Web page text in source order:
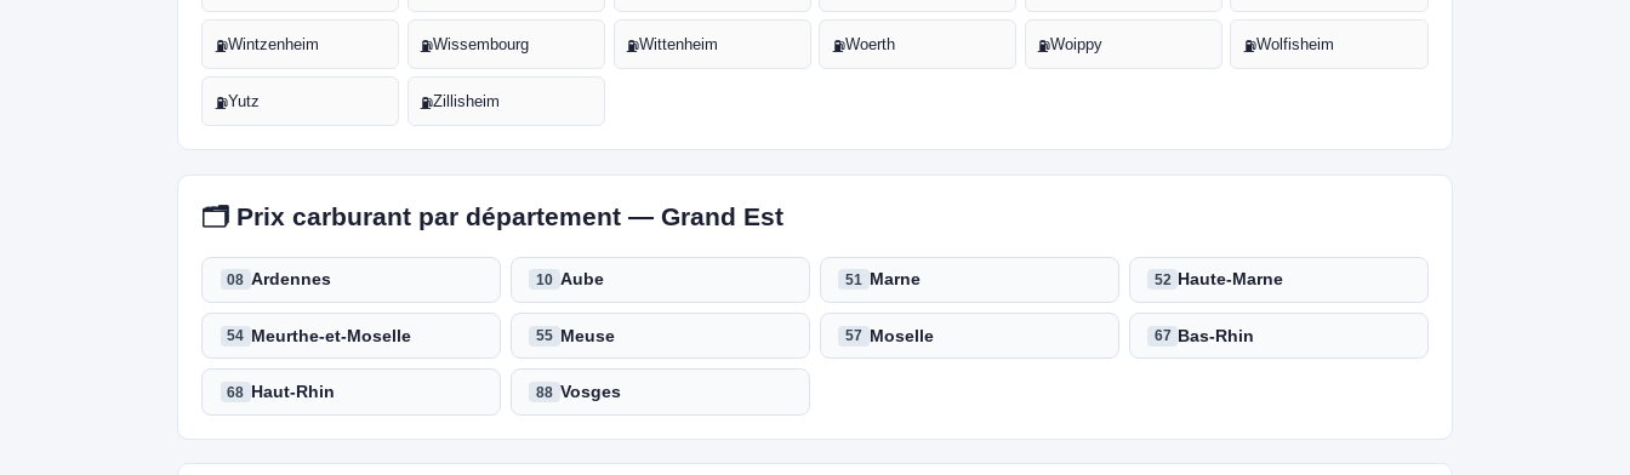
⛽Wintzenheim ⛽Wissembourg ⛽Wittenheim ⛽Woerth ⛽Woippy ⛽Wolfisheim
⛽Yutz ⛽Zillisheim
🗂️ Prix carburant par département — Grand Est
08 Ardennes 10 Aube 51 Marne 52 Haute-Marne
54 Meurthe-et-Moselle 55 Meuse 57 Moselle 67 Bas-Rhin
68 Haut-Rhin 88 Vosges